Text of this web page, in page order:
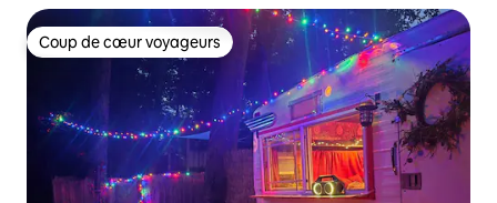
Coup de cœur voyageurs
Coup de cœur voyageurs